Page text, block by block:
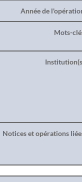
Année de
Mots-
Notices et opérations